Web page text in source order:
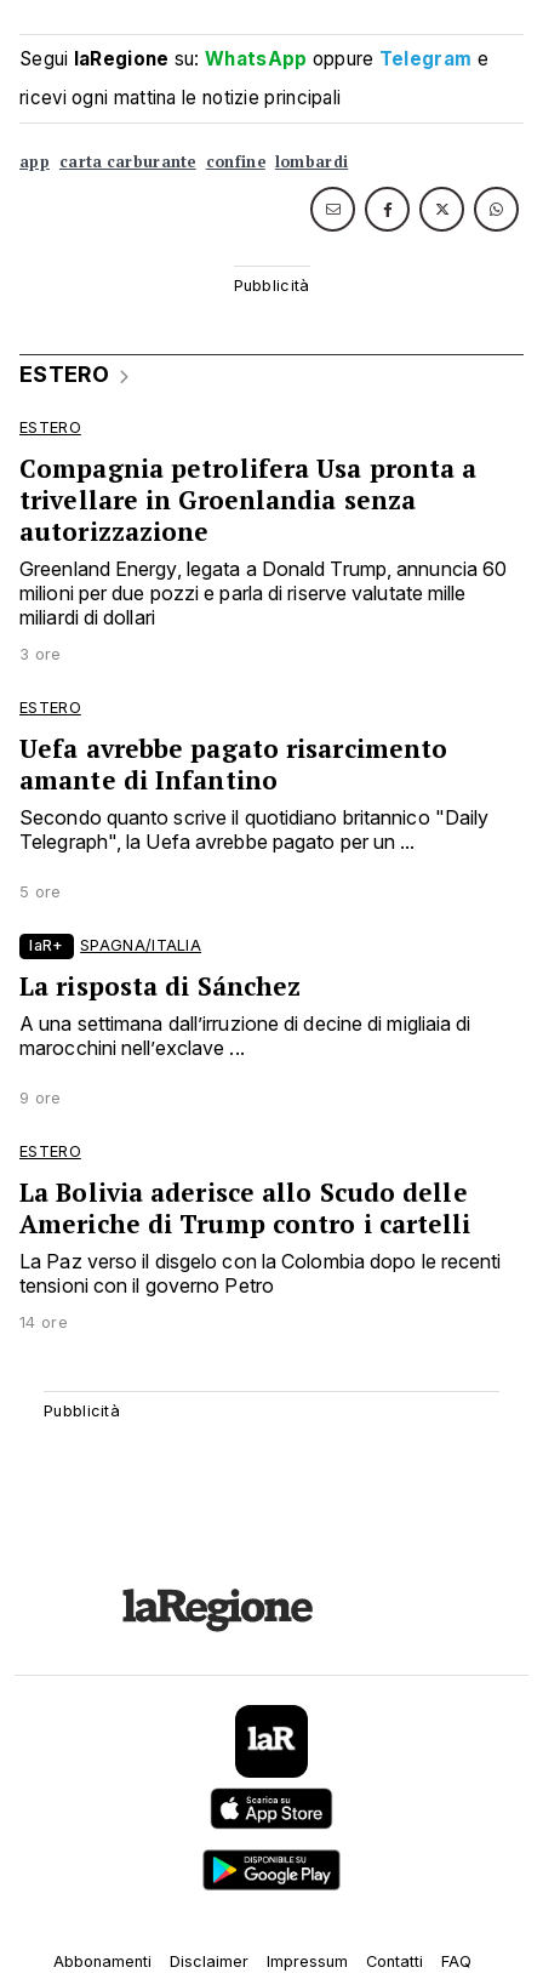
Segui laRegione su:WhatsApp oppure Telegram e
ricevi ogni mattina le notizie principali
app carta carburante confine lombardi
ESTERO
ESTERO
Compagnia petrolifera Usa pronta a
trivellare in Groenlandia senza
autorizzazione
Greenland Energy, legata a Donald Trump, annuncia 60
milioni per due pozzi e parla di riserve valutate mille
miliardi di dollari
3 ore
ESTERO
Uefa avrebbe pagato risarcimento
amante di Infantino
Secondo quanto scrive il quotidiano britannico "Daily
Telegraph", la Uefa avrebbe pagato per un ...
5 ore
laR+ SPAGNA/ITALIA
La risposta di Sánchez
A una settimana dall’irruzione di decine di migliaia di
marocchini nell’exclave ...
9 ore
ESTERO
La Bolivia aderisce allo Scudo delle
Americhe di Trump contro i cartelli
La Paz verso il disgelo con la Colombia dopo le recenti
tensioni con il governo Petro
14 ore
Abbonamenti Disclaimer Impressum Contatti FAQ